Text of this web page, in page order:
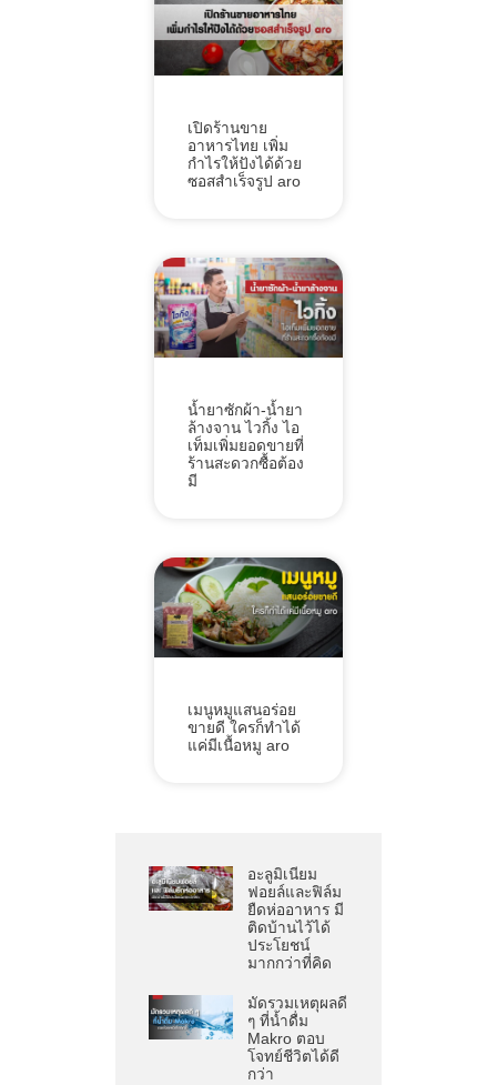
เปิดร้านขาย
อาหารไทย เพิ่ม
กำไรให้ปังได้ด้วย
ซอสสำเร็จรูป aro
น้ำยาซักผ้า-น้ำยา
ล้างจาน ไวกิ้ง ไอ
เท็มเพิ่มยอดขายที่
ร้านสะดวกซื้อต้อง
มี
เมนูหมูแสนอร่อย
ขายดี ใครก็ทำได้
แค่มีเนื้อหมู aro
อะลูมิเนียม
ฟอยล์และฟิล์ม
ยืดห่ออาหาร มี
ติดบ้านไว้ได้
ประโยชน์
มากกว่าที่คิด
มัดรวมเหตุผลดี
ๆ ที่น้ำดื่ม
Makro ตอบ
โจทย์ชีวิตได้ดี
กว่า